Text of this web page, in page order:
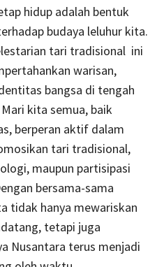
hidup adalah bentuk
budaya leluhur kita.
tari tradisional ini
warisan,
bangsa di tengah
kita semua, baik
berperan aktif dalam
tari tradisional,
maupun partisipasi
bersama-sama
tidak hanya mewariskan
tetapi juga
Nusantara terus menjadi